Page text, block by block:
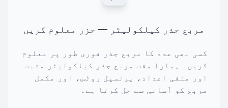
مربع جذر کیلکولیٹر — جزر معلوم کریں
کسی بھی عدد کا مربع جذر فوری طور پر معلوم
کریں۔ ہمارا مفت مربع جذر کیلکولیٹر مثبت
اور منفی اعداد، پرنسپل روٹس، اور مکمل
مربع کو آسانی سے حل کرتا ہے۔